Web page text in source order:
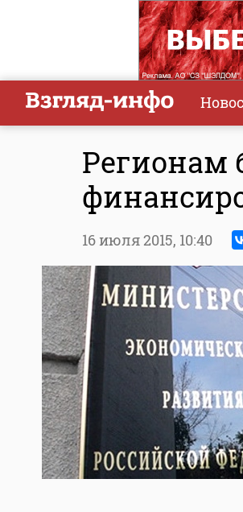
Регионам
16 июля 2015, 10:40